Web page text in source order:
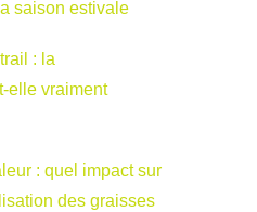
saison estivale
: la
elle vraiment
: quel impact sur
des graisses